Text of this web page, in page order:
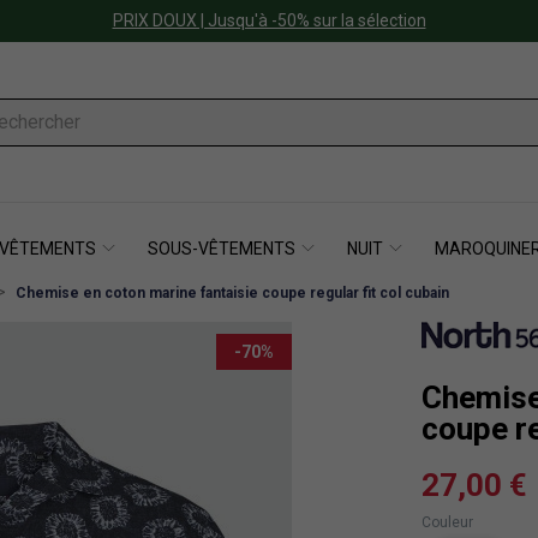
PRIX DOUX | Jusqu'à -50% sur la sélection
VÊTEMENTS SOUS-VÊTEMENTS NUIT
Chemise en coton marine fantaisie coupe regular fit col cubain
-70%
coupe
27,00 €
Couleur